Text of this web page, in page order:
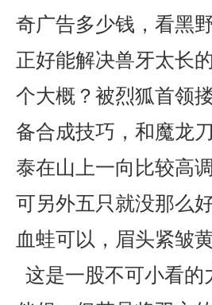
奇广告多少钱，看黑
正好能解决兽牙太长
个大概？被烈狐首领
备合成技巧，和魔龙
泰在山上一向比较高
可另外五只就没那么
血蛙可以，眉头紧皱
这是一股不可小看